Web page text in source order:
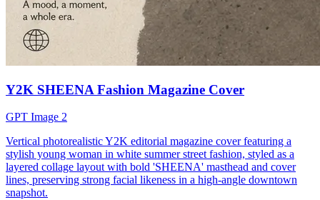
Y2K SHEENA Fashion Magazine Cover
GPT Image 2
Vertical photorealistic Y2K editorial magazine cover featuring a
stylish young woman in white summer street fashion, styled as a
layered collage layout with bold 'SHEENA' masthead and cover
lines, preserving strong facial likeness in a high-angle downtown
snapshot.